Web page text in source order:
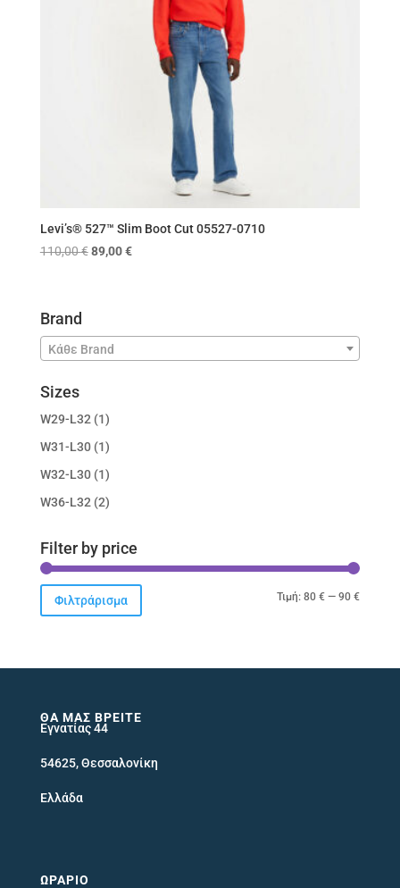
Levi’s® 527™ Slim Boot Cut 05527-0710
110,00€ Original
89,00€Η
Brand
Κάθε Brand
Sizes
W29-L32 (1)
W31-L30 (1)
W32-L30 (1)
W36-L32 (2)
Filter by price
Φιλτράρισμα Τιμή:80 € —90 €
ΘΑ ΜΑΣ ΒΡΕΊΤΕ
Εγνατίας 44
54625, Θεσσαλονίκη
Ελλάδα
ΩΡΆΡΙΟ